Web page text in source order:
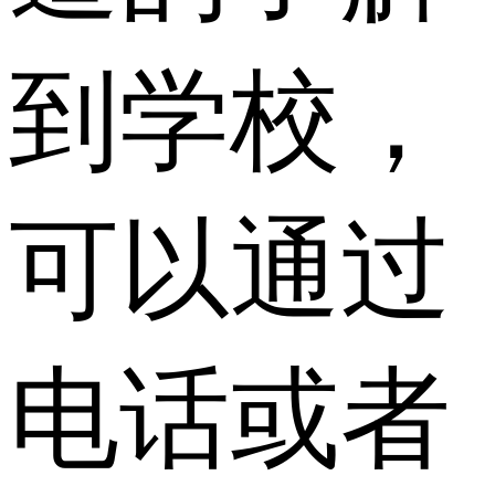
到学校，
可以通过
电话或者